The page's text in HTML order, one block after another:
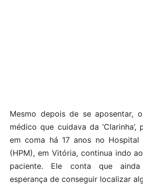
Mesmo depois de se aposentar,
médico que cuidava da ‘Clarinha’,
em coma há 17 anos no
(HPM), em Vitória, continua indo
paciente. Ele conta que
esperança de conseguir localizar